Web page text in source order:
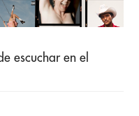
escuchar en el